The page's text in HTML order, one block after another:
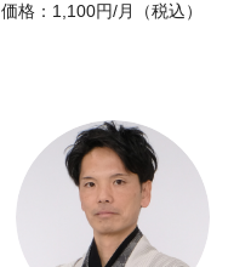
価格：1,100円/月（税込）